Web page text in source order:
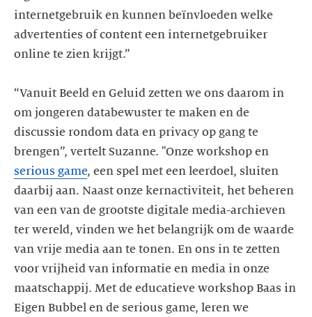
internetgebruik en kunnen beïnvloeden welke
advertenties of content een internetgebruiker
online te zien krijgt.”
“Vanuit Beeld en Geluid zetten we ons daarom in
om jongeren databewuster te maken en de
discussie rondom data en privacy op gang te
brengen”, vertelt Suzanne. "Onze workshop en
serious game, een spel met een leerdoel, sluiten
daarbij aan. Naast onze kernactiviteit, het beheren
van een van de grootste digitale media-archieven
ter wereld, vinden we het belangrijk om de waarde
van vrije media aan te tonen. En ons in te zetten
voor vrijheid van informatie en media in onze
maatschappij. Met de educatieve workshop Baas in
Eigen Bubbel en de serious game, leren we